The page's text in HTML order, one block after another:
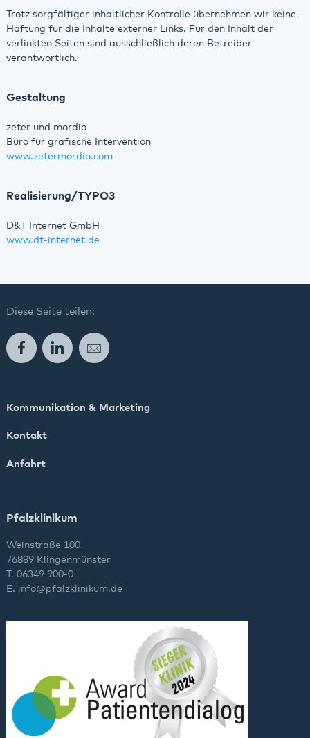
Trotz sorgfältiger inhaltlicher Kontrolle übernehmen wir keine
Haftung für die Inhalte externer Links. Für den Inhalt der
verlinkten Seiten sind ausschließlich deren Betreiber
verantwortlich.
Gestaltung
zeter und mordio
Büro für grafische Intervention
www.zetermordio.com
Realisierung/TYPO3
D&T Internet GmbH
www.dt-internet.de
Diese Seite teilen:
FacebookLinkedInE-Mail
Kommunikation & Marketing
Kontakt
Anfahrt
Pfalzklinikum
Weinstraße 100
76889 Klingenmünster
T. 06349 900-0
E. info@pfalzklinikum.de